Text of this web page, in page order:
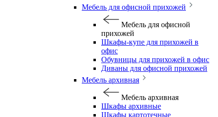
Мебель для офисной прихожей
Мебель для офисной
прихожей
Шкафы-купе для прихожей в
офис
Обувницы для прихожей в офис
Диваны для офисной прихожей
Мебель архивная
Мебель архивная
Шкафы архивные
Шкафы картотечные